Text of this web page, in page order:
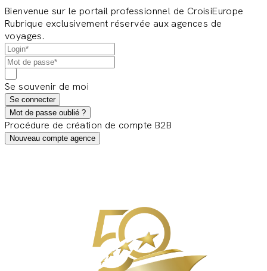
Bienvenue sur le portail professionnel de CroisiEurope
Rubrique exclusivement réservée aux agences de
voyages.
Se souvenir de moi
Se connecter
Mot de passe oublié ?
Procédure de création de compte B2B
Nouveau compte agence